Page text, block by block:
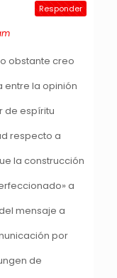
obstante creo
entre la opinión
de espíritu
respecto a
la construcción
a
mensaje a
por
de
Responder